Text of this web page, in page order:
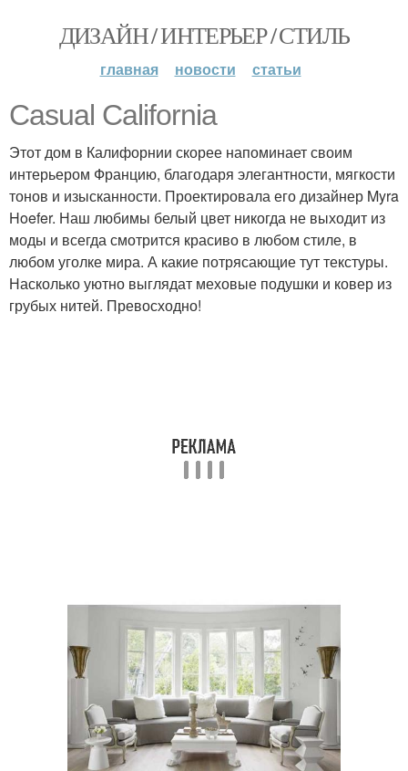
ДИЗАЙН / ИНТЕРЬЕР / СТИЛЬ
главная новости статьи
Casual California
Этот дом в Калифорнии скорее напоминает своим
интерьером Францию, благодаря элегантности, мягкости
тонов и изысканности. Проектировала его дизайнер Myra
Hoefer. Наш любимы белый цвет никогда не выходит из
моды и всегда смотрится красиво в любом стиле, в
любом уголке мира. А какие потрясающие тут текстуры.
Насколько уютно выглядат меховые подушки и ковер из
грубых нитей. Превосходно!